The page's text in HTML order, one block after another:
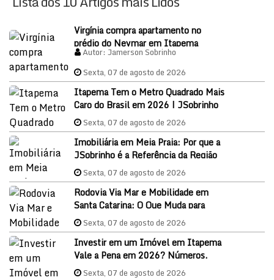
Virgínia compra apartamento no
prédio do Neymar em Itapema
Autor: Jamerson Sobrinho
Sexta, 07 de agosto de 2026
Itapema Tem o Metro Quadrado Mais
Caro do Brasil em 2026 | JSobrinho
Imóveis
Sexta, 07 de agosto de 2026
Imobiliária em Meia Praia: Por que a
JSobrinho é a Referência da Região
em 2026
Sexta, 07 de agosto de 2026
Rodovia Via Mar e Mobilidade em
Santa Catarina: O Que Muda para
Itapema e o Mercado Imobiliário
Sexta, 07 de agosto de 2026
Investir em um Imóvel em Itapema
Vale a Pena em 2026? Números,
Oportunidades e Como Começar
Sexta, 07 de agosto de 2026